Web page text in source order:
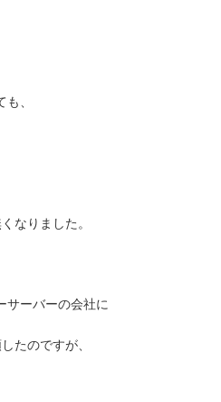
、
なりました。
サーバーの会社に
たのですが、